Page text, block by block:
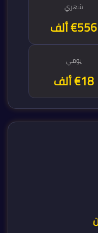
شهري
€556 ألف
يومي
€18 ألف